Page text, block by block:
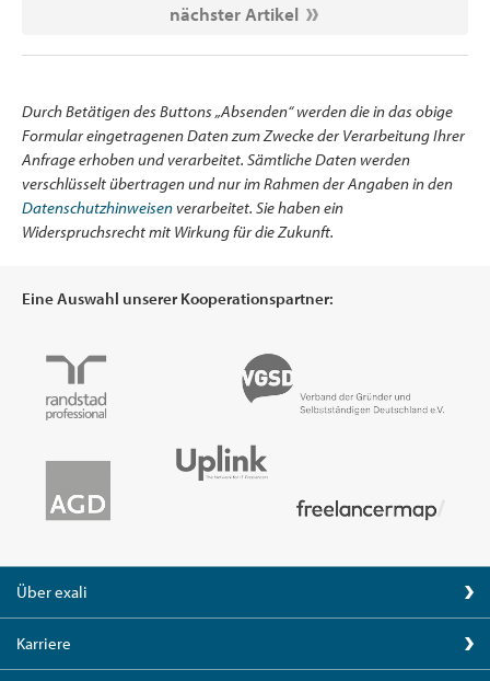
nächster Artikel
Durch Betätigen des Buttons „Absenden“ werden die in das obige
Formular eingetragenen Daten zum Zwecke der Verarbeitung Ihrer
Anfrage erhoben und verarbeitet. Sämtliche Daten werden
verschlüsselt übertragen und nur im Rahmen der Angaben in den
Datenschutzhinweisenverarbeitet. Sie haben ein
Widerspruchsrecht mit Wirkung für die Zukunft.
Eine Auswahl unserer Kooperationspartner:
Über exali
Karriere